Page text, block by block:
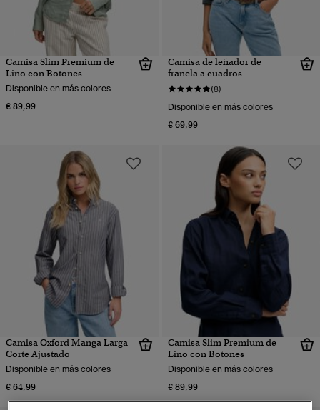
Camisa Slim Premium de
Lino con Botones
Disponible en más colores
€ 89,99
Camisa de leñador de
franela a cuadros
(8)
Disponible en más colores
€ 69,99
Camisa Oxford Manga Larga
Corte Ajustado
Disponible en más colores
€ 64,99
Camisa Slim Premium de
Lino con Botones
Disponible en más colores
€ 89,99